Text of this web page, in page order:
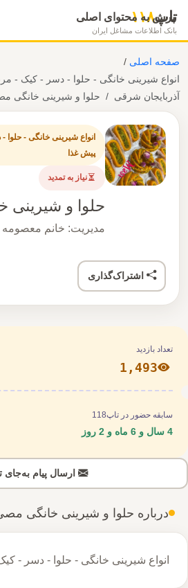
پرش به محتوای اصلی
تاپ۱۱۸
بانک اطلاعات مشاغل ایران
صفحه اصلی/
انواع شیرینی خانگى - حلوا - دسر - کیک -
آذربایجان شرقی
حلوا و شیرینی خانگی
انواع شیرینی خانگى - حلوا -
پیش غذا
نیاز به تمدید
حلوا و شیرینی
مدیریت: خانم معصومه
اشتراک‌گذاری
درباره حلوا و شیرینی خانگی مصی
انواع شیرینی خانگى - حلوا - دسر - کیک
تعداد بازدید
1,493
سابقه حضور در تاپ118
ارسال پیام به‌جای تماس